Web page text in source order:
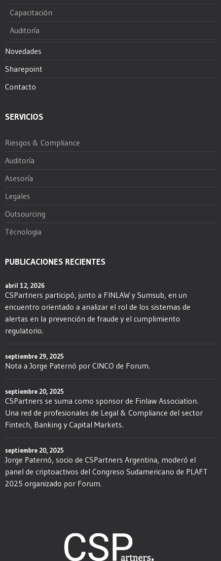
Capacitación
Auditoría
Novedades
Sharepoint
Contacto
SERVICIOS
Riesgos & Compliance
Auditoría
Asesoría
Legales
Outsourcing
Técnologia
PUBLICACIONES RECIENTES
abril 12, 2026
CSPartners participó, junto a FINLAW y Sumsub, en un
encuentro orientado a analizar el rol de los sistemas de
alertas en la prevención de fraude y el cumplimiento
regulatorio.
septiembre 29, 2025
Nota a Jorge Paternó por CINCO de Forum.
septiembre 20, 2025
CSPartners se suma como sponsor de Finlaw Association.
Una red de profesionales de Legal & Compliance del sector
Fintech, Banking y Capital Markets.
septiembre 20, 2025
Jorge Paternó, socio de CSPartners Argentina, moderó el
panel de criptoactivos del Congreso Sudamericano de PLAFT
2025 organizado por Forum.